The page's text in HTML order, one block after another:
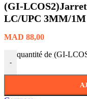
(GI-
LC/UPC 3MM/1M
MAD 88,00
-
quantité de (GI-